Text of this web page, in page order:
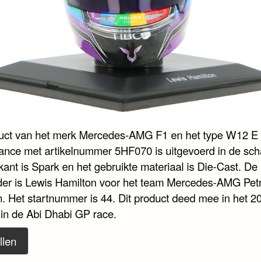
van het merk Mercedes-AMG F1 en het type W12 E
met artikelnummer 5HF070 is uitgevoerd in de
is Spark en het gebruikte materiaal is Die-Cast. De
is Lewis Hamilton voor het team Mercedes-AMG
Het startnummer is 44. Dit product deed mee in het
de Abi Dhabi GP race.